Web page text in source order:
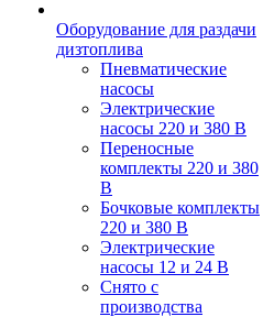
Оборудование для раздачи
дизтоплива
Пневматические
насосы
Электрические
насосы 220 и 380 В
Переносные
комплекты 220 и 380
В
Бочковые комплекты
220 и 380 В
Электрические
насосы 12 и 24 В
Снято с
производства